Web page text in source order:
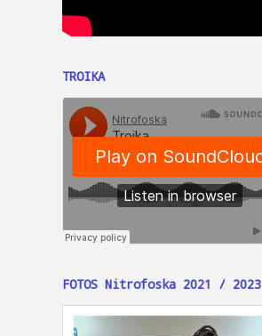
TROIKA
FOTOS Nitrofoska 2021 / 2023